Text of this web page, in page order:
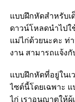
แบบฝึกหัดสำหรับ
ดาวน์โหลดนำไป
แม่ไก่ด้วยนะคะ ท่
งาน สามารถแจ้ง
แบบฝึกหัดที่อยู่ใน
ไซต์นี้โดยเฉพาะ
ไก่ เราอนุญาตให้